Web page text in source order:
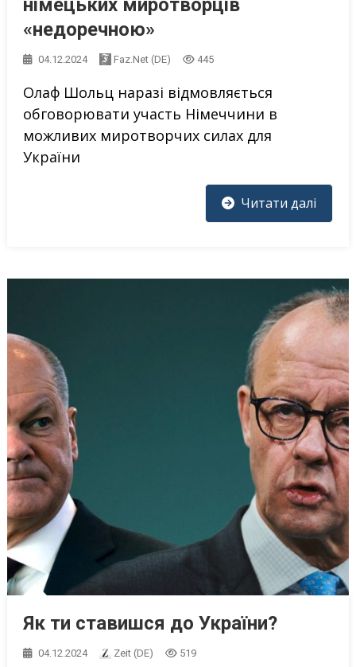
німецьких миротворців
«недоречною»
04.12.2024 Faz.net (DE) 445
Олаф Шольц наразі відмовляється
обговорювати участь Німеччини в
можливих миротворчих силах для
України
Читати далі
Як ти ставишся до України?
04.12.2024 Zeit (DE) 519